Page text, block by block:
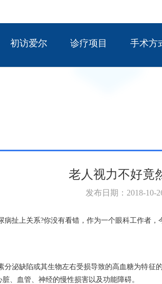
初访爱尔 诊疗项目 手术方
老人视力不好竟
发布日期：2018-10-
病扯上关系?你没有看错，作为一个眼科工作者，
分泌缺陷或其生物左右受损导致的高血糖为特征
、血管、神经的慢性损害以及功能障碍。